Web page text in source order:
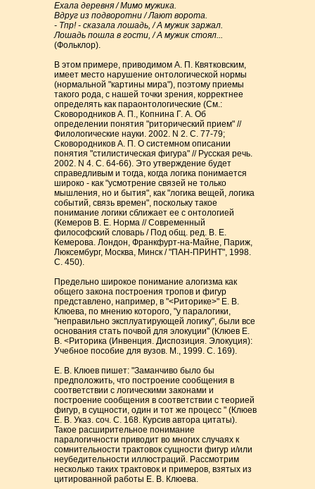
Ехала деревня / Мимо мужика.
Вдруг из подворотни / Лают ворота.
- Тпр! - сказала лошадь, / А мужик заржал.
Лошадь пошла в гости, / А мужик стоял...
(Фольклор).
В этом примере, приводимом А. П. Квятковским,
имеет место нарушение онтологической нормы
(нормальной "картины мира"), поэтому приемы
такого рода, с нашей точки зрения, корректнее
определять как параонтологические (См.:
Сковородников А. П., Копнина Г. А. Об
определении понятия "риторический прием" //
Филологические науки. 2002. N 2. С. 77-79;
Сковородников А. П. О системном описании
понятия "стилистическая фигура" // Русская речь.
2002. N 4. С. 64-66). Это утверждение будет
справедливым и тогда, когда логика понимается
широко - как "усмотрение связей не только
мышления, но и бытия", как "логика вещей, логика
событий, связь времен", поскольку такое
понимание логики сближает ее с онтологией
(Кемеров В. Е. Норма // Современный
философский словарь / Под общ. ред. В. Е.
Кемерова. Лондон, Франкфурт-на-Майне, Париж,
Люксембург, Москва, Минск / "ПАН-ПРИНТ", 1998.
С. 450).
Предельно широкое понимание алогизма как
общего закона построения тропов и фигур
представлено, например, в "<Риторике>" Е. В.
Клюева, по мнению которого, "у паралогики,
"неправильно эксплуатирующей логику", были все
основания стать почвой для элокуции" (Клюев Е.
В. <Риторика (Инвенция. Диспозиция. Элокуция):
Учебное пособие для вузов. М., 1999. С. 169).
Е. В. Клюев пишет: "Заманчиво было бы
предположить, что построение сообщения в
соответствии с логическими законами и
построение сообщения в соответствии с теорией
фигур, в сущности, один и тот же процесс " (Клюев
Е. В. Указ. соч. С. 168. Курсив автора цитаты).
Такое расширительное понимание
паралогичности приводит во многих случаях к
сомнительности трактовок сущности фигур и/или
неубедительности иллюстраций. Рассмотрим
несколько таких трактовок и примеров, взятых из
цитированной работы Е. В. Клюева.